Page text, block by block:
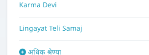
Karma Devi
Lingayat Teli Samaj
अधिक श्रेण्या